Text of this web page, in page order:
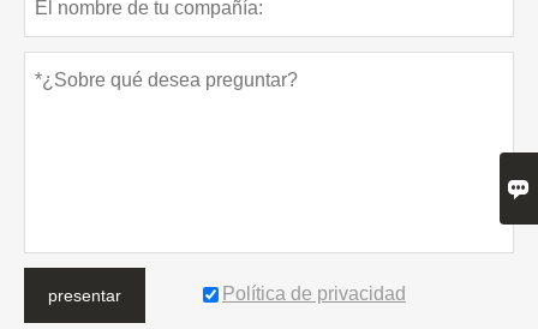
presentar Política de privacidad
